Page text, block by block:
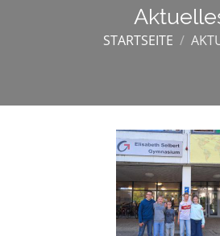
STARTSEITE /